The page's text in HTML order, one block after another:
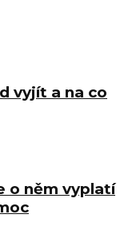
vyjít a na co
o něm vyplatí